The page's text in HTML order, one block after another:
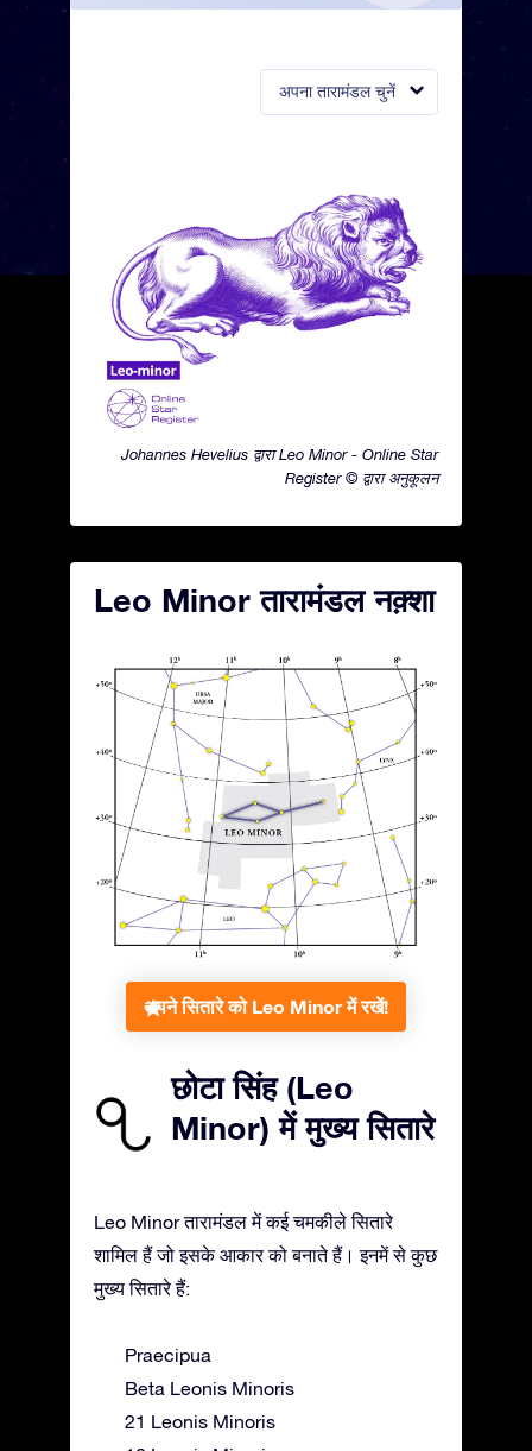
अपना तारामंडल चुनें
Johannes Hevelius द्वारा Leo Minor - Online Star
Register © द्वारा अनुकूलन
Leo Minor तारामंडल नक़्शा
अपने सितारे को Leo Minor में रखें!
छोटा सिंह (Leo
Minor) में मुख्य सितारे
Leo Minor तारामंडल में कई चमकीले सितारे
शामिल हैं जो इसके आकार को बनाते हैं। इनमें से कुछ
मुख्य सितारे हैं:
Praecipua
Beta Leonis Minoris
21 Leonis Minoris